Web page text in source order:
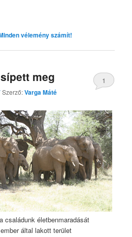
vélemény számít!
meg
Szerző:Varga Máté
1
családunk életbenmaradását
által lakott terület